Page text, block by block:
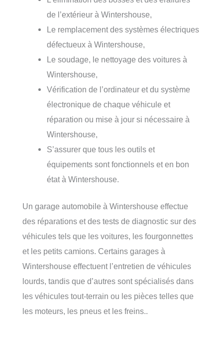
de l’extérieur à Wintershouse,
Le remplacement des systèmes électriques
défectueux à Wintershouse,
Le soudage, le nettoyage des voitures à
Wintershouse,
Vérification de l’ordinateur et du système
électronique de chaque véhicule et
réparation ou mise à jour si nécessaire à
Wintershouse,
S’assurer que tous les outils et
équipements sont fonctionnels et en bon
état à Wintershouse.
Un garage automobile à Wintershouse effectue
des réparations et des tests de diagnostic sur des
véhicules tels que les voitures, les fourgonnettes
et les petits camions. Certains garages à
Wintershouse effectuent l’entretien de véhicules
lourds, tandis que d’autres sont spécialisés dans
les véhicules tout-terrain ou les pièces telles que
les moteurs, les pneus et les freins..